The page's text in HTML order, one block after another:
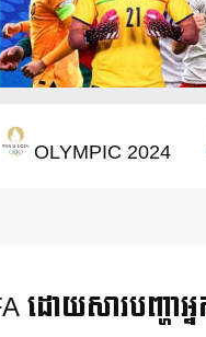
OLYMPIC 2024
វាន់បន្ថែមទៀត បន្ទាប់ពី
ដោយសារបញ្ហាអ្ន